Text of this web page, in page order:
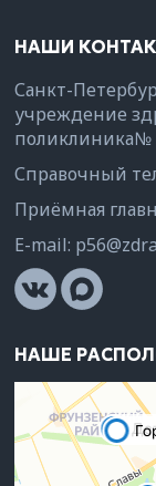
НАШИ
Санкт-
учреждение
поликлиника№
Справочный
Приёмная
E-mail:
НАШЕ